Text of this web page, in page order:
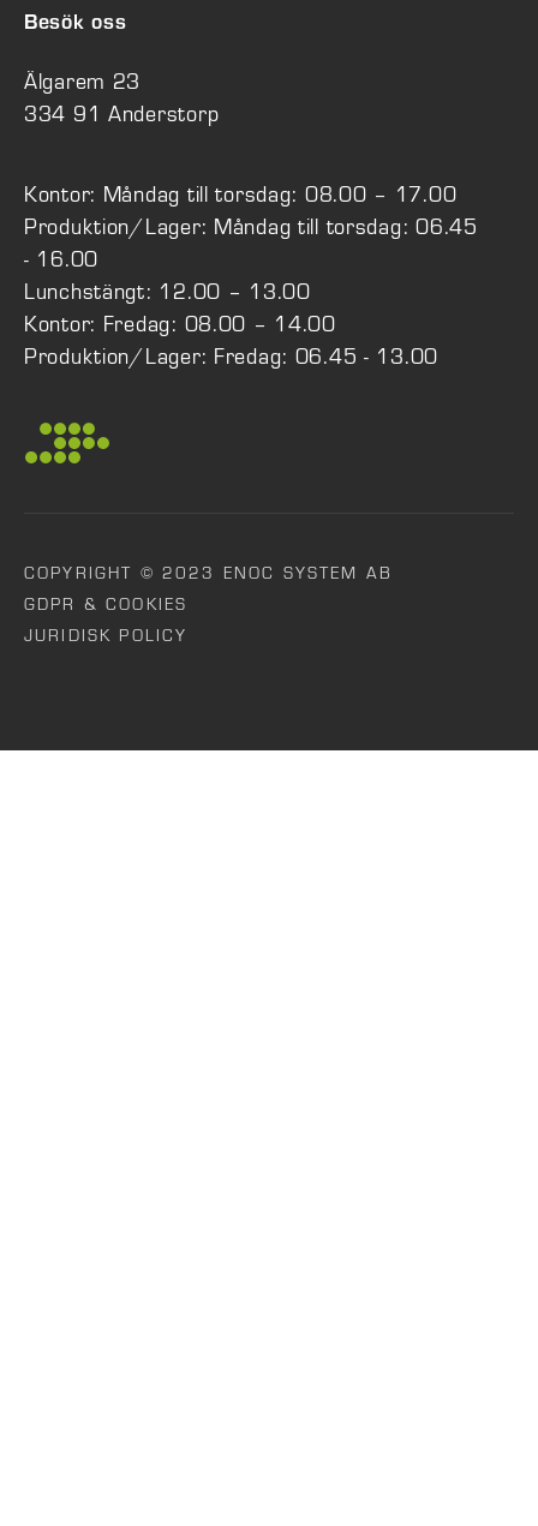
Besök oss
Älgarem 23
334 91 Anderstorp
Kontor: Måndag till torsdag: 08.00 – 17.00
Produktion/Lager: Måndag till torsdag: 06.45
- 16.00
Lunchstängt: 12.00 – 13.00
Kontor: Fredag: 08.00 – 14.00
Produktion/Lager: Fredag: 06.45 - 13.00
COPYRIGHT © 2023 ENOC SYSTEM AB
GDPR & COOKIES
JURIDISK POLICY